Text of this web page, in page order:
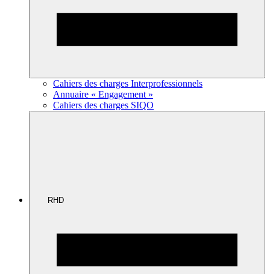
Cahiers des charges Interprofessionnels
Annuaire « Engagement »
Cahiers des charges SIQO
RHD